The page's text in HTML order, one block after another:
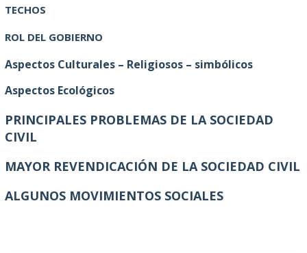
TECHOS
ROL DEL GOBIERNO
Aspectos Culturales – Religiosos – simbólicos
Aspectos Ecológicos
PRINCIPALES PROBLEMAS DE LA SOCIEDAD
CIVIL
MAYOR REVENDICACIÓN DE LA SOCIEDAD CIVIL
ALGUNOS MOVIMIENTOS SOCIALES